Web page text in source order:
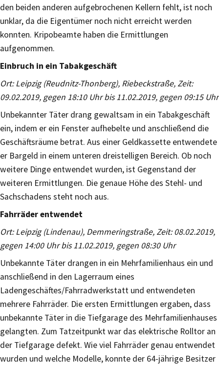
den beiden anderen aufgebrochenen Kellern fehlt, ist noch
unklar, da die Eigentümer noch nicht erreicht werden
konnten. Kripobeamte haben die Ermittlungen
aufgenommen.
Einbruch in ein Tabakgeschäft
Ort: Leipzig (Reudnitz-Thonberg), Riebeckstraße, Zeit:
09.02.2019, gegen 18:10 Uhr bis 11.02.2019, gegen 09:15 Uhr
Unbekannter Täter drang gewaltsam in ein Tabakgeschäft
ein, indem er ein Fenster aufhebelte und anschließend die
Geschäftsräume betrat. Aus einer Geldkassette entwendete
er Bargeld in einem unteren dreistelligen Bereich. Ob noch
weitere Dinge entwendet wurden, ist Gegenstand der
weiteren Ermittlungen. Die genaue Höhe des Stehl- und
Sachschadens steht noch aus.
Fahrräder entwendet
Ort: Leipzig (Lindenau), Demmeringstraße, Zeit: 08.02.2019,
gegen 14:00 Uhr bis 11.02.2019, gegen 08:30 Uhr
Unbekannte Täter drangen in ein Mehrfamilienhaus ein und
anschließend in den Lagerraum eines
Ladengeschäftes/Fahrradwerkstatt und entwendeten
mehrere Fahrräder. Die ersten Ermittlungen ergaben, dass
unbekannte Täter in die Tiefgarage des Mehrfamilienhauses
gelangten. Zum Tatzeitpunkt war das elektrische Rolltor an
der Tiefgarage defekt. Wie viel Fahrräder genau entwendet
wurden und welche Modelle, konnte der 64-jährige Besitzer